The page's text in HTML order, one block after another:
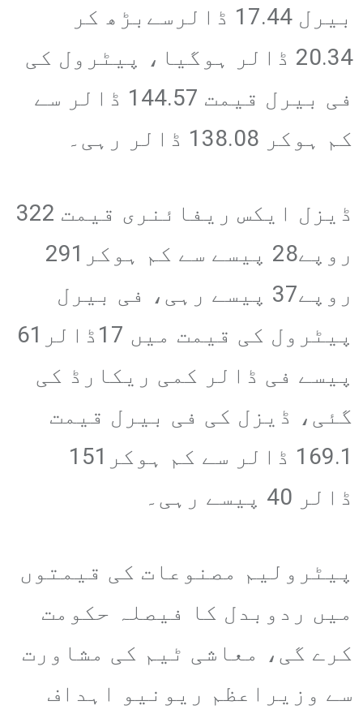
بیرل 17.44 ڈالرسےبڑھ کر
20.34 ڈالر ہوگیا، پیٹرول کی
فی بیرل قیمت 144.57 ڈالر سے
کم ہوکر 138.08 ڈالر رہی۔
ڈیزل ایکس ریفائنری قیمت 322
روپے28 پیسے سے کم ہوکر291
روپے37 پیسے رہی، فی بیرل
پیٹرول کی قیمت میں 17ڈالر61
پیسے فی ڈالر کمی ریکارڈ کی
گئی، ڈیزل کی فی بیرل قیمت
169.1 ڈالر سے کم ہوکر151
ڈالر 40 پیسے رہی۔
پیٹرولیم مصنوعات کی قیمتوں
میں ردوبدل کا فیصلہ حکومت
کرے گی، معاشی ٹیم کی مشاورت
سے وزیراعظم ریونیو اہداف